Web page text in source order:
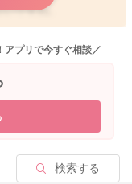
ですね。
てみるのもいいか
おにぎりを持って
なと思いました。
アプリで今すぐ相談／
検索する